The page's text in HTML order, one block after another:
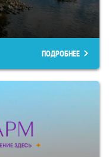
ПОДРОБНЕЕ